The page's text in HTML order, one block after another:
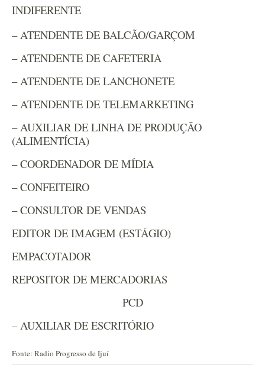
​INDIFERENTE
– ATENDENTE DE BALCÃO/GARÇOM
– ATENDENTE DE CAFETERIA
– ATENDENTE DE LANCHONETE
– ATENDENTE DE TELEMARKETING
– AUXILIAR DE LINHA DE PRODUÇÃO
(ALIMENTÍCIA)
– COORDENADOR DE MÍDIA
– CONFEITEIRO
– CONSULTOR DE VENDAS
EDITOR DE IMAGEM (ESTÁGIO)
EMPACOTADOR
REPOSITOR DE MERCADORIAS
PCD
– AUXILIAR DE ESCRITÓRIO
Fonte: Radio Progresso de Ijuí